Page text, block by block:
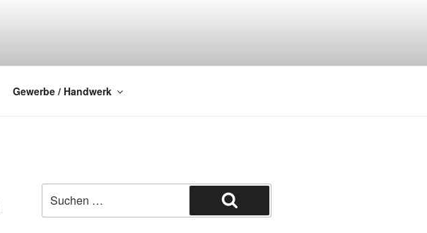
Gewerbe / Handwerk